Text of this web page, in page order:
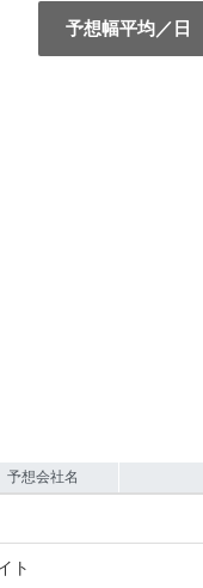
予想幅平均／日
予想会社名
ト